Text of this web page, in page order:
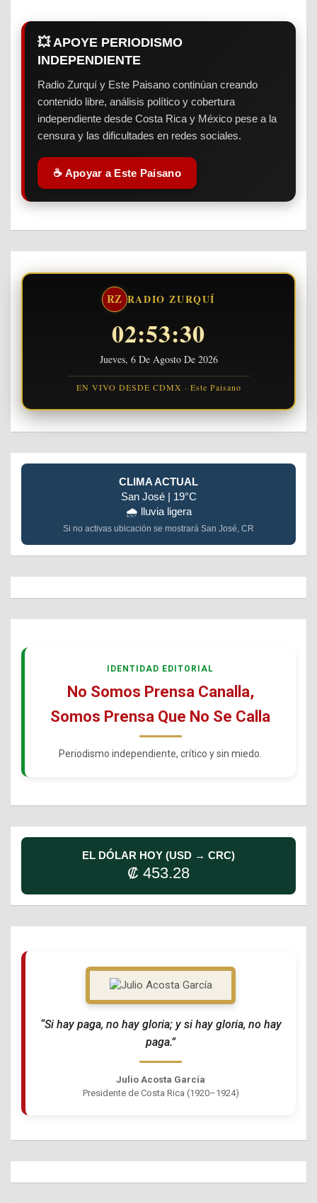
💥 APOYE PERIODISMO
INDEPENDIENTE
Radio Zurquí y Este Paisano continúan creando
contenido libre, análisis político y cobertura
independiente desde Costa Rica y México pese a la
censura y las dificultades en redes sociales.
☕ Apoyar a Este Paisano
RZ RADIO ZURQUÍ
02:53:30
Jueves, 6 De Agosto De 2026
EN VIVO DESDE CDMX · Este Paisano
CLIMA ACTUAL
San José | 19°C
🌧️ lluvia ligera
Si no activas ubicación se mostrará San José, CR
IDENTIDAD EDITORIAL
No Somos Prensa Canalla,
Somos Prensa Que No Se Calla
Periodismo independiente, crítico y sin miedo.
EL DÓLAR HOY (USD → CRC)
₡ 453.28
“Si hay paga, no hay gloria; y si hay gloria, no hay
paga.”
Julio Acosta García
Presidente de Costa Rica (1920–1924)